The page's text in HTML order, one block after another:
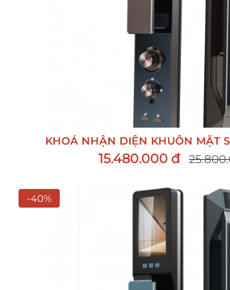
KHOÁ NHẬN DIỆN KHUÔN MẶT
15.480.000 đ
-40%